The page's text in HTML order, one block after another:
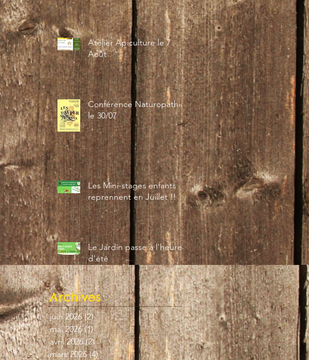
Atelier Apiculture le 7
Août
Conférence Naturopathie
le 30/07
Les Mini-stages enfants
reprennent en Juillet !!
Le Jardin passe à l'heure
d'été
Archives
juin 2026 (2)2 posts
mai 2026 (1)1 post
avril 2026 (2)2 posts
mars 2026 (4)4 posts